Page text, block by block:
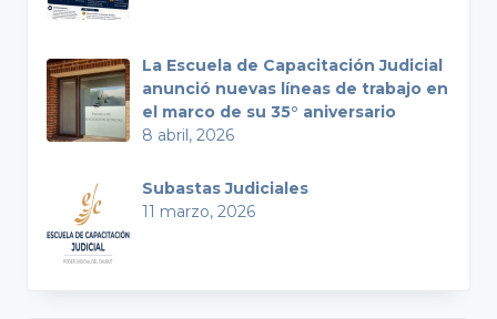
La Escuela de Capacitación Judicial
anunció nuevas líneas de trabajo en
el marco de su 35° aniversario
8 abril, 2026
Subastas Judiciales
11 marzo, 2026